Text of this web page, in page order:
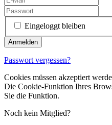
Eingeloggt bleiben
Passwort vergessen?
Cookies müssen akzeptiert
Die Cookie-Funktion Ihres
Sie die Funktion.
Noch kein Mitglied?